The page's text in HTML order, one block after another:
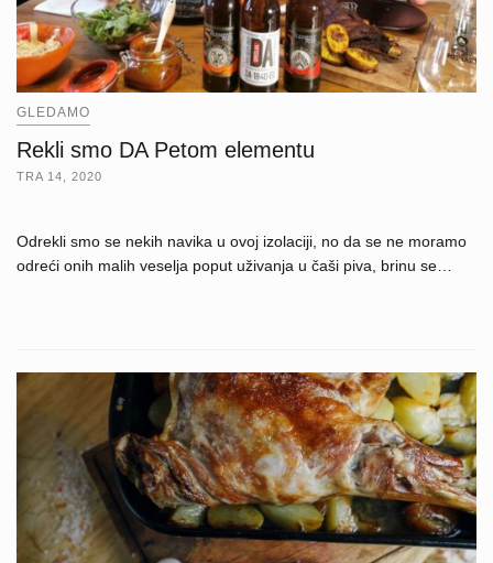
GLEDAMO
Rekli smo DA Petom elementu
TRA 14, 2020
Odrekli smo se nekih navika u ovoj izolaciji, no da se ne moramo
odreći onih malih veselja poput uživanja u čaši piva, brinu se…